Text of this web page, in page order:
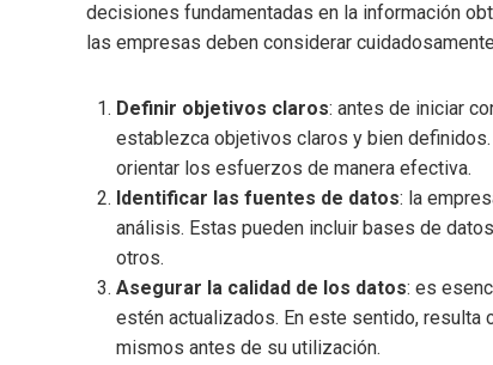
decisiones fundamentadas en la información
las empresas deben considerar
Definir objetivos claros: antes de iniciar
establezca objetivos claros y bien
orientar los esfuerzos de manera efectiva.
Identificar las fuentes de datos: la
análisis. Estas pueden incluir bases de
otros.
Asegurar la calidad de los datos: es
estén actualizados. En este sentido, resulta
mismos antes de su utilización.